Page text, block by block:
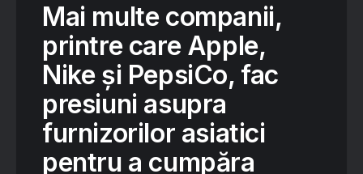
Mai multe companii,
printre care Apple,
Nike și PepsiCo, fac
presiuni asupra
furnizorilor asiatici
pentru a cumpăra